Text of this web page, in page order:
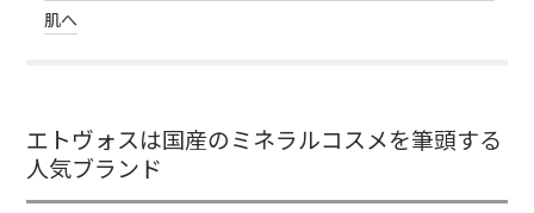
肌へ
エトヴォスは国産のミネラルコスメを筆頭する
人気ブランド